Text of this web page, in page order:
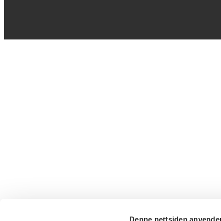
Denne nettsiden